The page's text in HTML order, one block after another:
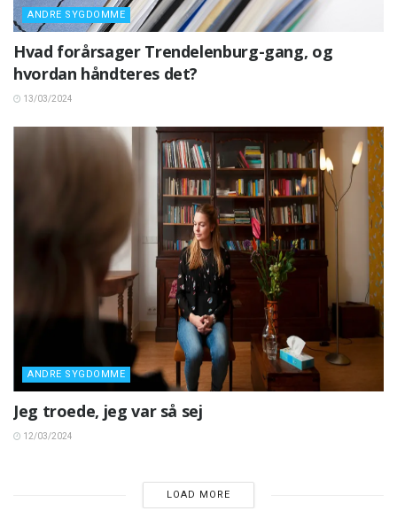
ANDRE SYGDOMME
Hvad forårsager Trendelenburg-gang, og
hvordan håndteres det?
13/03/2024
ANDRE SYGDOMME
Jeg troede, jeg var så sej
12/03/2024
LOAD MORE